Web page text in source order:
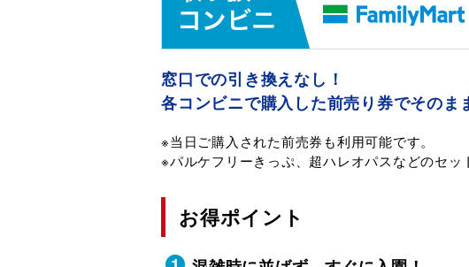
窓口での引き換えなし！
各コンビニで購入した前売り券でそのま
※当日ご購入された前売券も利用可能です。
※パルケフリーきっぷ、超ハレオパスなどのセッ
お得ポイント